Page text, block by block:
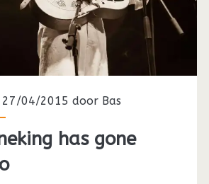
27/04/2015 door Bas
has gone